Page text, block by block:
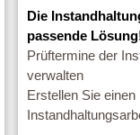
Die
passende
Prüftermine der
verwalten
Erstellen Sie